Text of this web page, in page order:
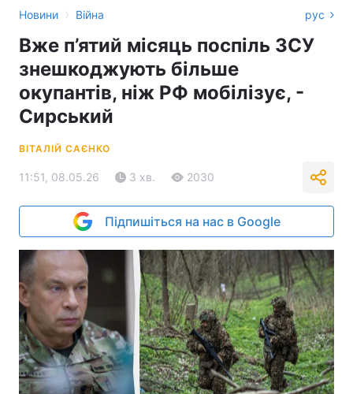
Новини › Війна рус
Вже п’ятий місяць поспіль ЗСУ
знешкоджують більше
окупантів, ніж РФ мобілізує, -
Сирський
ВІТАЛІЙ САЄНКО
11:51, 08.05.26 3 хв. 2030
Підпишіться на нас в Google